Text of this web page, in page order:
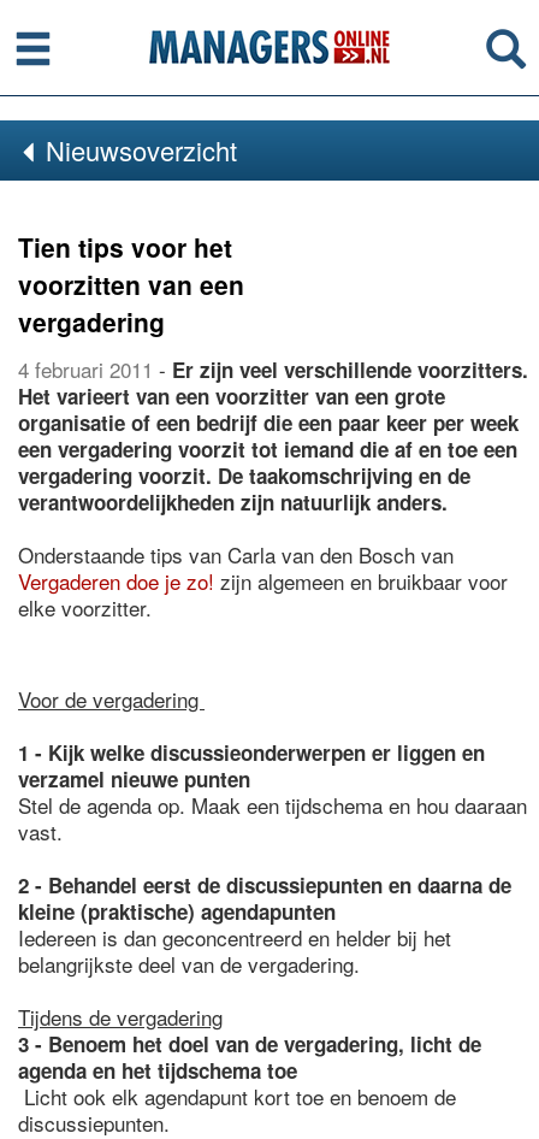
Menu
Nieuwsoverzicht
Tien tips voor het
voorzitten van een
vergadering
4 februari 2011 - Er zijn veel verschillende voorzitters.
Het varieert van een voorzitter van een grote
organisatie of een bedrijf die een paar keer per week
een vergadering voorzit tot iemand die af en toe een
vergadering voorzit. De taakomschrijving en de
verantwoordelijkheden zijn natuurlijk anders.
Onderstaande tips van Carla van den Bosch van
Vergaderen doe je zo! zijn algemeen en bruikbaar voor
elke voorzitter.
Voor de vergadering
1 - Kijk welke discussieonderwerpen er liggen en
verzamel nieuwe punten
Stel de agenda op. Maak een tijdschema en hou daaraan
vast.
2 - Behandel eerst de discussiepunten en daarna de
kleine (praktische) agendapunten
Iedereen is dan geconcentreerd en helder bij het
belangrijkste deel van de vergadering.
Tijdens de vergadering
3 - Benoem het doel van de vergadering, licht de
agenda en het tijdschema toe
Licht ook elk agendapunt kort toe en benoem de
discussiepunten.